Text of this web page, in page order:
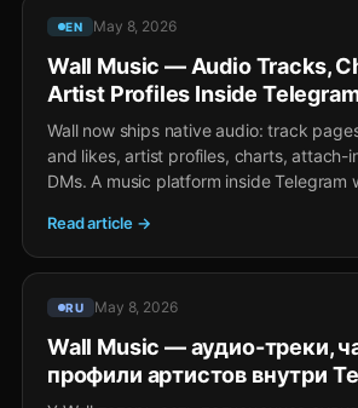
EN May 8, 2026
Wall Music — Audio Tracks,
Artist Profiles Inside
Wall now ships native audio: track
and likes, artist profiles, charts, attach-
DMs. A music platform inside Telegram
Stars gifts.
Read article →
RU May 8, 2026
Wall Music — аудио-треки,
профили артистов внутри